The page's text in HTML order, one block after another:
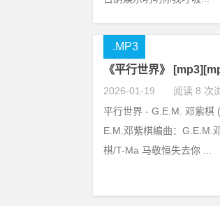
《平行世界》
2026-01-19 阅读 8 次
.MP3
平行世界 - G.E.M. 邓紫棋
E.M.邓紫棋编曲：G.E.M.
棋/T-Ma 马敬恒失去你 ...